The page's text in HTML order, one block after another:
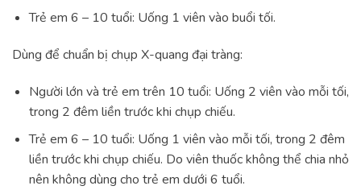
Trẻ em 6 – 10 tuổi: Uống 1 viên vào buổi tối.
Dùng để chuẩn bị chụp X-quang đại tràng:
Người lớn và trẻ em trên 10 tuổi: Uống 2 viên vào mỗi tối,
trong 2 đêm liền trước khi chụp chiếu.
Trẻ em 6 – 10 tuổi: Uống 1 viên vào mỗi tối, trong 2 đêm
liền trước khi chụp chiếu. Do viên thuốc không thể chia nhỏ
nên không dùng cho trẻ em dưới 6 tuổi.